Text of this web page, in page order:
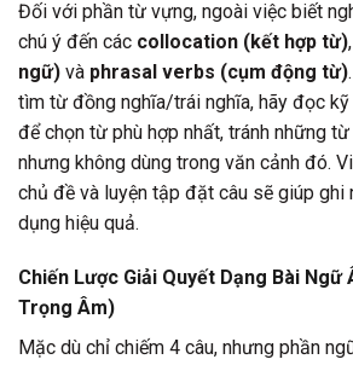
Đối với phần từ vựng, ngoài việc biết
chú ý đến các collocation (kết hợp từ),
ngữ) và phrasal verbs (cụm động từ)
tìm từ đồng nghĩa/trái nghĩa, hãy đọc
để chọn từ phù hợp nhất, tránh những
nhưng không dùng trong văn cảnh đó.
chủ đề và luyện tập đặt câu sẽ giúp ghi
dụng hiệu quả.
Chiến Lược Giải Quyết Dạng Bài Ngữ
Trọng Âm)
Mặc dù chỉ chiếm 4 câu, nhưng phần